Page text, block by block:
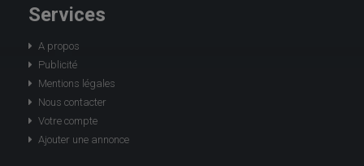
Services
A propos
Publicité
Mentions légales
Nous contacter
Votre compte
Ajouter une annonce